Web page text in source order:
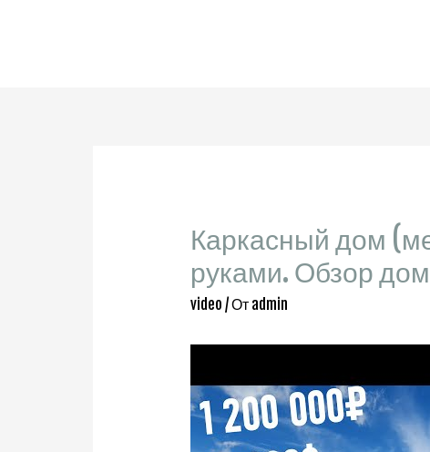
Каркасный дом
руками. Обзор
video / От admin